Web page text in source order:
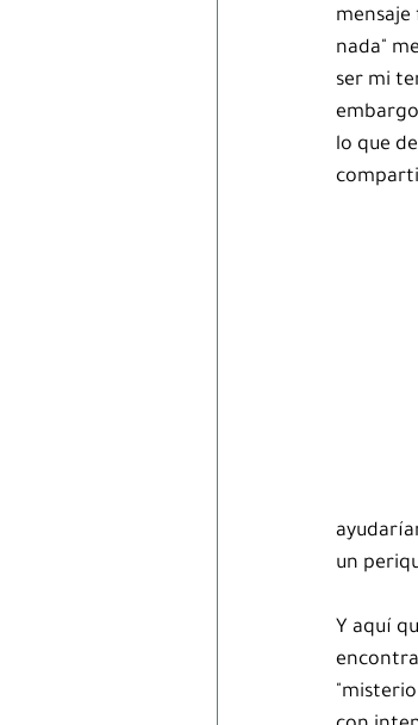
mensaje
nada"
ser mi
lo que
un
Y aquí